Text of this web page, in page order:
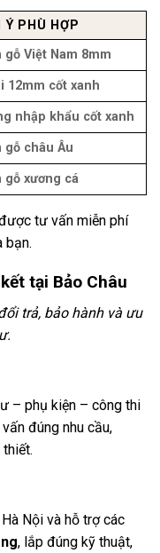
Ý PHÙ HỢP
gỗ Việt Nam 8mm
12mm cốt xanh
nhập khẩu cốt xanh
gỗ châu Âu
gỗ xương cá
tư vấn miễn phí
bạn.
tại Bảo Châu
trả, bảo hành và ưu
– phụ kiện – công thi
đúng nhu cầu,
Nội và hỗ trợ các
, lắp đúng kỹ thuật,